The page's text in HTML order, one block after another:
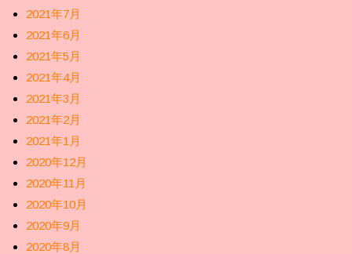
2021年7月
2021年6月
2021年5月
2021年4月
2021年3月
2021年2月
2021年1月
2020年12月
2020年11月
2020年10月
2020年9月
2020年8月